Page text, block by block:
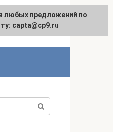
любых предложений по
capta@cp9.ru